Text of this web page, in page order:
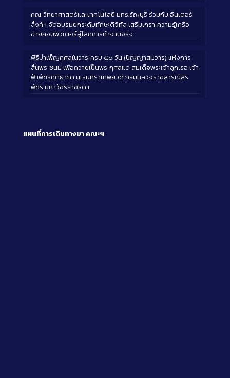
คณะวิทยาศาสตร์และเทคโนโลยี มทร.ธัญบุรี ร่วมกับ อินเตอร์
ลิ้งค์ฯ จัดอบรมยกระดับทักษะดิจิทัล เสริมเกราะความรู้เครือ
ข่ายคอมพิวเตอร์สู่โลกการทำงานจริง
พิธีบำเพ็ญกุศลในวาระครบ ๕๐ วัน (ปัญญาสมวาร) แห่งการ
สิ้นพระชนม์ เพื่อถวายเป็นพระกุศลแด่ สมเด็จพระเจ้าลูกเธอ เจ้า
ฟ้าพัชรกิติยาภา นเรนทิราเทพยวดี กรมหลวงราชสาริณีสิริ
พัชร มหาวัชรราชธิดา
แผนที่การเดินทางมา คณะฯ